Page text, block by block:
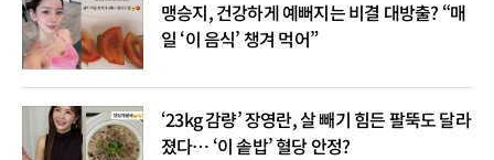
맹승지, 건강하게 예뻐지는 비결 대방출? “매
일 ‘이 음식’ 챙겨 먹어”
‘23kg 감량’ 장영란, 살 빼기 힘든 팔뚝도 달라
졌다… ‘이 솥밥’ 혈당 안정?